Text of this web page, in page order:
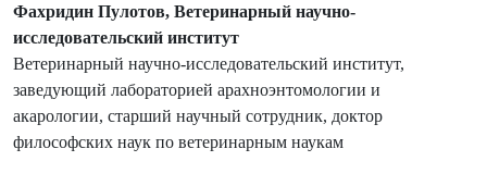
Фахридин Пулотов, Ветеринарный научно-
исследовательский институт
Ветеринарный научно-исследовательский институт,
заведующий лабораторией арахноэнтомологии и
акарологии, старший научный сотрудник, доктор
философских наук по ветеринарным наукам